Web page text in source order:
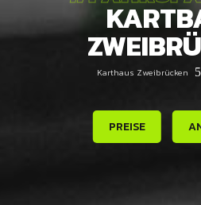
Karthaus Zweibrücken 5
PREISE